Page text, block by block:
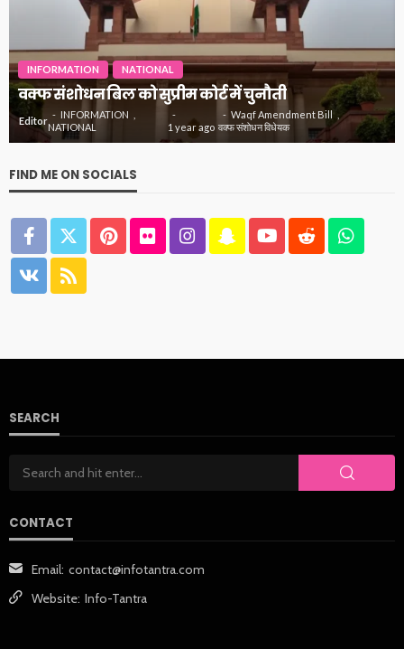
INFORMATION NATIONAL
वक्फ संशोधन बिल को सुप्रीम कोर्ट में चुनौती
Editor
INFORMATION
NATIONAL
1 year ago
Waqf Amendment Bill
वक्फ संशोधन विधेयक
FIND ME ON SOCIALS
SEARCH
CONTACT
Email: contact@infotantra.com
Website: Info-Tantra